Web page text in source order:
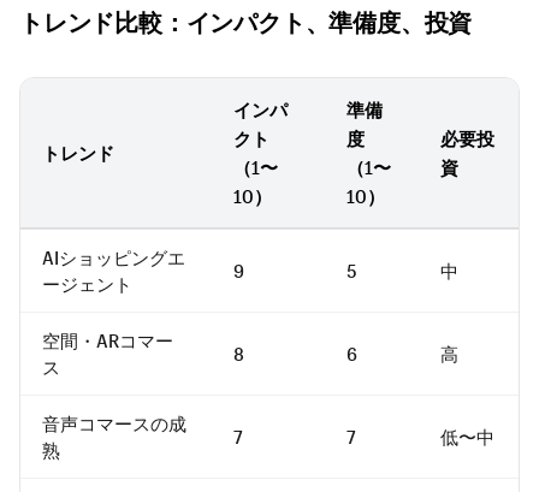
トレンド比較：インパクト、準備度、投資
トレンド
インパ
クト
（1〜
10）
準備
度
（1〜
10）
必要投
資
AIショッピングエ
ージェント
9 5 中
空間・ARコマー
ス
8 6 高
音声コマースの成
熟
7 7 低〜中